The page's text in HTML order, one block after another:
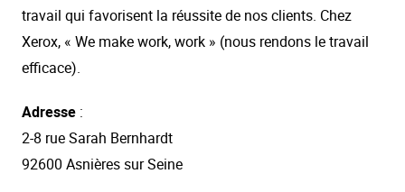
travail qui favorisent la réussite de nos clients. Chez
Xerox, « We make work, work » (nous rendons le travail
efficace).
Adresse :
2-8 rue Sarah Bernhardt
92600 Asnières sur Seine